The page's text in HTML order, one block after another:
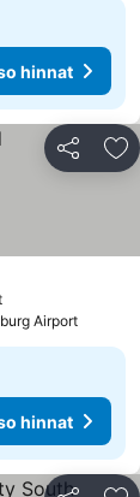
hinnat
Jaa
Katso hinnat
Airport
hinnat